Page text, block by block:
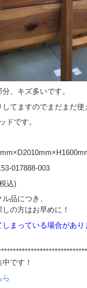
、キズ多いです。
てますのでまだまだ使
ドです。
017888-003
込)
品につき、
の方はお早めに！
まっている場合があり
です！
ら